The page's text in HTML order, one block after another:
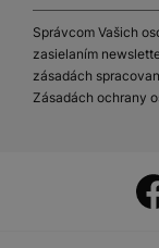
Správcom Vašich
zasielaním
zásadách
Zásadách ochrany